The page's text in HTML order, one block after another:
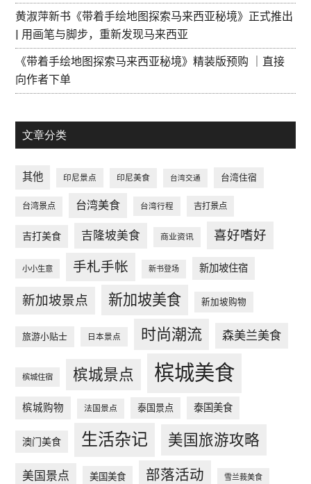
黄淑萍新书《带着手绘地图探索马来西亚秘境》正式推出
| 用画笔与脚步，重新发现马来西亚
《带着手绘地图探索马来西亚秘境》精装版预购 ｜直接
向作者下单
文章分类
其他 印尼景点 印尼美食 台湾交通 台湾住宿
台湾景点 台湾美食 台湾行程 吉打景点
吉打美食 吉隆坡美食 商业资讯 喜好嗜好
小小生意 手札手帐 新书登场 新加坡住宿
新加坡景点 新加坡美食 新加坡购物
旅游小贴士 日本景点 时尚潮流 森美兰美食
槟城住宿 槟城景点 槟城美食
槟城购物 法国景点 泰国景点 泰国美食
澳门美食 生活杂记 美国旅游攻略
美国景点 美国美食 部落活动 雪兰莪美食